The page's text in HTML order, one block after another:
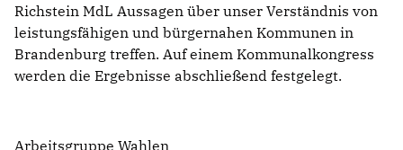
Richstein MdL Aussagen über unser Verständnis von
leistungsfähigen und bürgernahen Kommunen in
Brandenburg treffen. Auf einem Kommunalkongress
werden die Ergebnisse abschließend festgelegt.
Arbeitsgruppe Wahlen